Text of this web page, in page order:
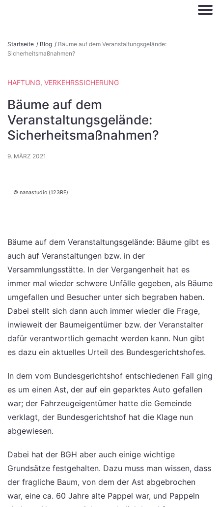
Startseite / Blog / Bäume auf dem Veranstaltungsgelände:
Sicherheitsmaßnahmen?
HAFTUNG, VERKEHRSSICHERUNG
Bäume auf dem
Veranstaltungsgelände:
Sicherheitsmaßnahmen?
9. MÄRZ 2021
nanastudio (123RF)
Bäume auf dem Veranstaltungsgelände: Bäume gibt es
auch auf Veranstaltungen bzw. in der
Versammlungsstätte. In der Vergangenheit hat es
immer mal wieder schwere Unfälle gegeben, als Bäume
umgefallen und Besucher unter sich begraben haben.
Dabei stellt sich dann auch immer wieder die Frage,
inwieweit der Baumeigentümer bzw. der Veranstalter
dafür verantwortlich gemacht werden kann. Nun gibt
es dazu ein aktuelles Urteil des Bundesgerichtshofes.
In dem vom Bundesgerichtshof entschiedenen Fall ging
es um einen Ast, der auf ein geparktes Auto gefallen
war; der Fahrzeugeigentümer hatte die Gemeinde
verklagt, der Bundesgerichtshof hat die Klage nun
abgewiesen.
Dabei hat der BGH aber auch einige wichtige
Grundsätze festgehalten. Dazu muss man wissen, dass
der fragliche Baum, von dem der Ast abgebrochen
war, eine ca. 60 Jahre alte Pappel war, und Pappeln